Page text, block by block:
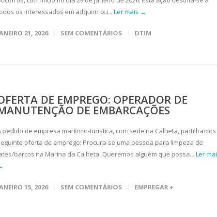
os interessados em adquirir ou... Ler mais →
21, 2026 SEM COMENTÁRIOS DTIM
DE EMPREGO: OPERADOR DE
DE EMBARCAÇÕES
pedido de empresa marítimo-turística, com sede na Calheta,
oferta de emprego: Procura-se uma pessoa para limpeza de
barcos na Marina da Calheta. Queremos alguém que possa... Ler
15, 2026 SEM COMENTÁRIOS EMPREGAR +